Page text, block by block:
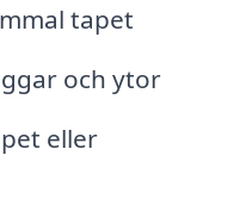
tapet
och ytor
eller